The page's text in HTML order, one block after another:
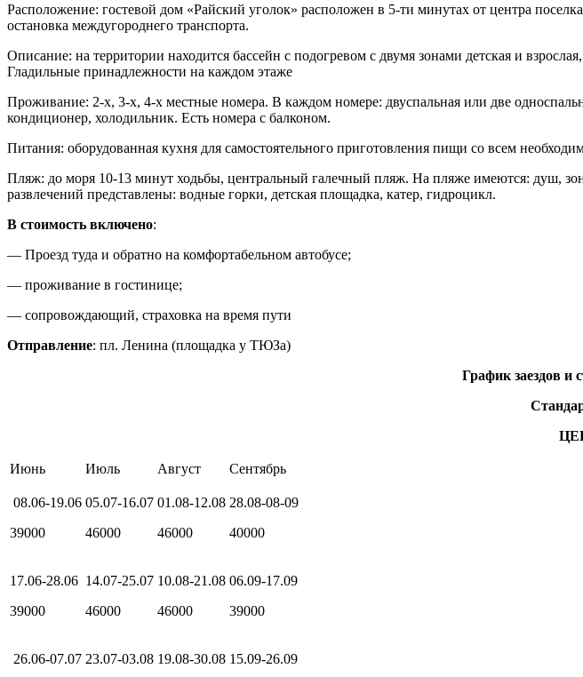
Расположение: гостевой дом «Райский уголок» расположен в 5-ти минутах от центра
остановка междугороднего транспорта.
Описание: на территории находится бассейн с подогревом с двумя зонами детская и
Гладильные принадлежности на каждом этаже
Проживание: 2-х, 3-х, 4-х местные номера. В каждом номере: двуспальная или две
кондиционер, холодильник. Есть номера с балконом.
Питания: оборудованная кухня для самостоятельного приготовления пищи со всем
Пляж: до моря 10-13 минут ходьбы, центральный галечный пляж. На пляже имеются: душ,
развлечений представлены: водные горки, детская площадка, катер, гидроцикл.
В стоимость включено:
— Проезд туда и обратно на комфортабельном автобусе;
— проживание в гостинице;
— сопровождающий, страховка на время пути
Отправление: пл. Ленина (площадка у ТЮЗа)
График заездов и
Июнь Июль Август Сентябрь
08.06-19.06
39000
05.07-16.07
46000
01.08-12.08
46000
28.08-08-09
40000
17.06-28.06
39000
14.07-25.07
46000
10.08-21.08
46000
06.09-17.09
39000
26.06-07.07 23.07-03.08 19.08-30.08 15.09-26.09